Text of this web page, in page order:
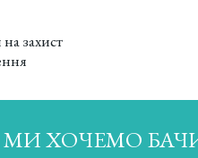
захист
МИ ХОЧЕМО